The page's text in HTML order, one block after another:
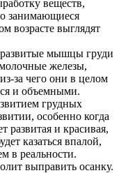
веществ,
занимающиеся
возрасте выглядят
мышцы груди
железы,
за чего они в целом
и объемными.
грудных
особенно когда
развитая и красивая,
казаться впалой,
в реальности.
выправить осанку.